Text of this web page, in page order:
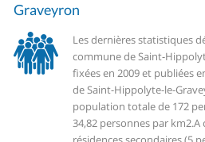
Graveyron
Les dernières statistiques
commune de Saint-
fixées en 2009 et publiées
de Saint-Hippolyte-le-
population totale de 172
34,82 personnes par km2.A